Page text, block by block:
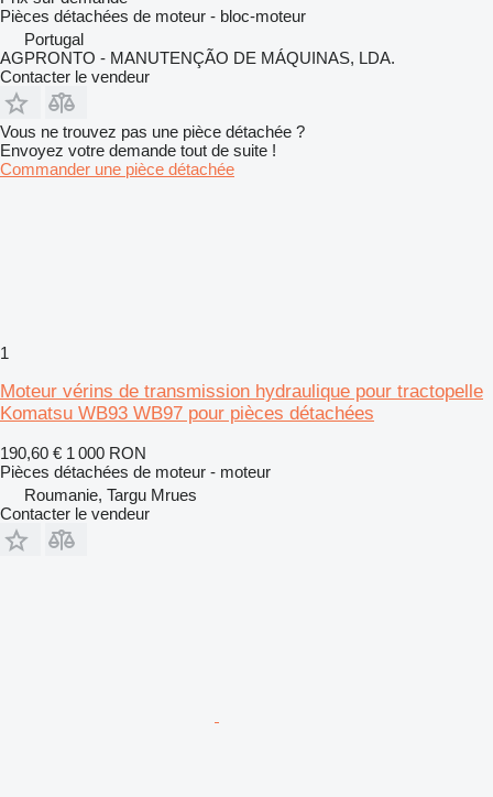
Pièces détachées de moteur - bloc-moteur
Portugal
AGPRONTO - MANUTENÇÃO DE MÁQUINAS, LDA.
Contacter le vendeur
Vous ne trouvez pas une pièce détachée ?
Envoyez votre demande tout de suite !
Commander une pièce détachée
1
Moteur vérins de transmission hydraulique pour tractopelle
Komatsu WB93 WB97 pour pièces détachées
190,60 € 1 000 RON
Pièces détachées de moteur - moteur
Roumanie, Targu Mrues
Contacter le vendeur